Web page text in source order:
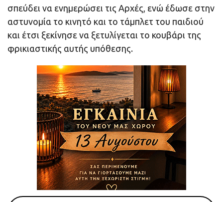
σπεύδει να ενημερώσει τις Αρχές, ενώ έδωσε στην
αστυνομία το κινητό και το τάμπλετ του παιδιού
και έτσι ξεκίνησε να ξετυλίγεται το κουβάρι της
φρικιαστικής αυτής υπόθεσης.